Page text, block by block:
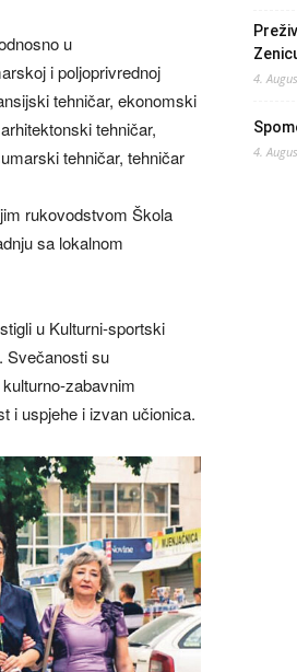
u
i poljoprivrednoj
tehničar, ekonomski
tehničar,
tehničar, tehničar
rukovodstvom Škola
sa lokalnom
u Kulturni-sportski
Svečanosti su
zabavnim
i uspjehe i izvan učionica.
4.
4.